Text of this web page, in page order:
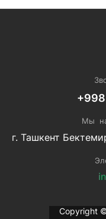
Мы
г. Ташкент
Copyright